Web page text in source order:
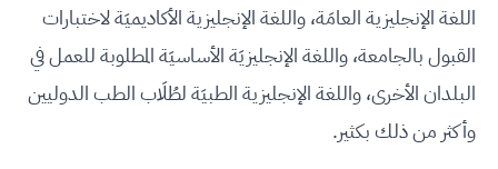
اللغة الإنجليزية العامَة، واللغة الإنجليزية الأكاديميَة لاختبارات
القبول بالجامعة، واللغة الإنجليزيَة الأساسيَة المطلوبة للعمل في
البلدان الأخرى، واللغة الإنجليزية الطبيَة لطُلَاب الطب الدوليين
وأكثر من ذلك بكثير.